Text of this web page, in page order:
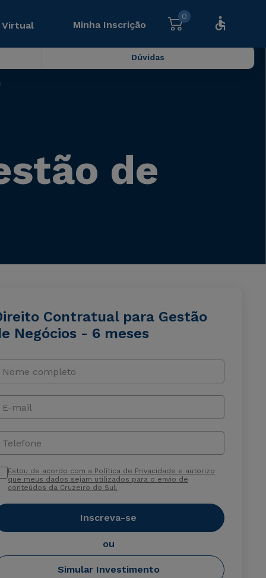
Virtual Minha Inscrição
0
Dúvidas
de
Contratual para Gestão
Negócios - 6 meses
Nome completo
E-mail
Telefone
Estou de acordo com a Política de Privacidade e autorizo
que meus dados sejam utilizados para o envio de
conteúdos da Cruzeiro do Sul.
Inscreva-se
ou
Simular Investimento